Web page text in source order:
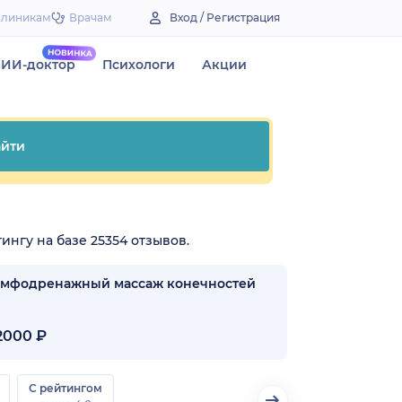
Врачам Вход / Регистрация
ИИ-доктор Психологи Акции
на базе 25354 отзывов.
массаж конечностей
₽
С рейтингом